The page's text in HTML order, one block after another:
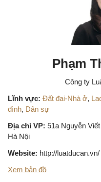
Phạm
Công ty
Lĩnh vực: Đất đai-Nhà ở,
đình, Dân sự
Địa chỉ VP: 51a Nguyễn
Hà Nội
Website: http://luatducan.vn/
Xem bản đồ